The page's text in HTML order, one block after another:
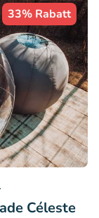
33% Rabatt
Céleste